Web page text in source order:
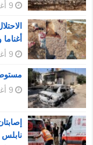
9 أغسطس، 2026
9 أغسطس، 2026
9 أغسطس، 2026
نابلس